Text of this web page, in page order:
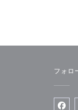
フォロ